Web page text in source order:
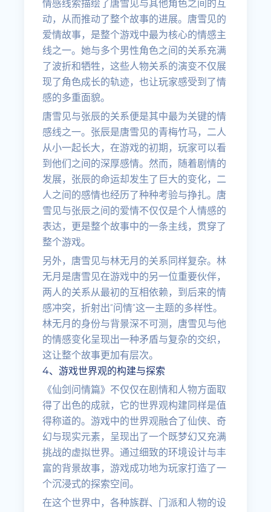
情感线索描绘了唐雪见与其他角色之间的互
动，从而推动了整个故事的进展。唐雪见的
爱情故事，是整个游戏中最为核心的情感主
线之一。她与多个男性角色之间的关系充满
了波折和牺牲，这些人物关系的演变不仅展
现了角色成长的轨迹，也让玩家感受到了情
感的多重面貌。
唐雪见与张辰的关系便是其中最为关键的情
感线之一。张辰是唐雪见的青梅竹马，二人
从小一起长大，在游戏的初期，玩家可以看
到他们之间的深厚感情。然而，随着剧情的
发展，张辰的命运却发生了巨大的变化，二
人之间的感情也经历了种种考验与挣扎。唐
雪见与张辰之间的爱情不仅仅是个人情感的
表达，更是整个故事中的一条主线，贯穿了
整个游戏。
另外，唐雪见与林无月的关系同样复杂。林
无月是唐雪见在游戏中的另一位重要伙伴，
两人的关系从最初的互相依赖，到后来的情
感冲突，折射出“问情”这一主题的多样性。
林无月的身份与背景深不可测，唐雪见与他
的情感变化呈现出一种矛盾与复杂的交织，
这让整个故事更加有层次。
4、游戏世界观的构建与探索
《仙剑问情篇》不仅仅在剧情和人物方面取
得了出色的成就，它的世界观构建同样是值
得称道的。游戏中的世界观融合了仙侠、奇
幻与现实元素，呈现出了一个既梦幻又充满
挑战的虚拟世界。通过细致的环境设计与丰
富的背景故事，游戏成功地为玩家打造了一
个沉浸式的探索空间。
在这个世界中，各种族群、门派和人物的设